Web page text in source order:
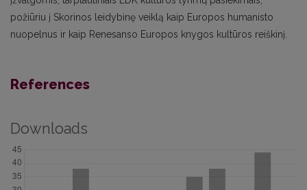
požiūriu į Skorinos leidybinę veiklą kaip Europos humanisto
nuopelnus ir kaip Renesanso Europos knygos kultūros reiškinį.
References
Downloads